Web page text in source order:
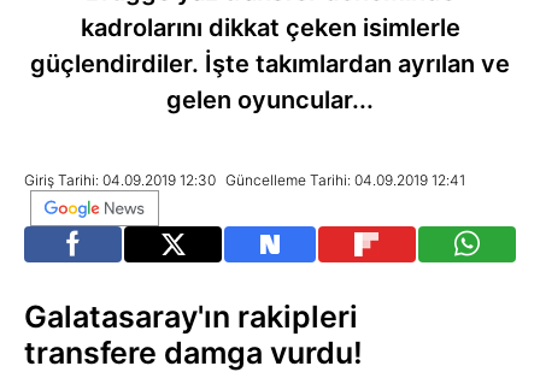
kadrolarını dikkat çeken isimlerle
güçlendirdiler. İşte takımlardan ayrılan ve
gelen oyuncular...
Giriş Tarihi: 04.09.2019 12:30 Güncelleme Tarihi: 04.09.2019 12:41
Galatasaray'ın rakipleri
transfere damga vurdu!